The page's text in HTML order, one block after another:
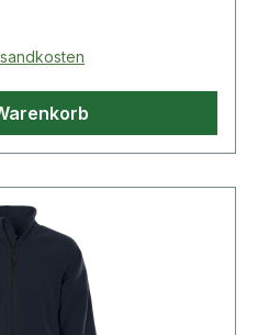
im
bügeln;Nicht